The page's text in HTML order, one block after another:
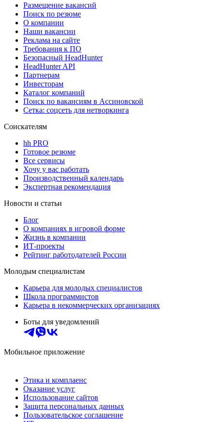
Размещение вакансий
Поиск по резюме
О компании
Наши вакансии
Реклама на сайте
Требования к ПО
Безопасный HeadHunter
HeadHunter API
Партнерам
Инвесторам
Каталог компаний
Поиск по вакансиям в Ассиновской
Сетка: соцсеть для нетворкинга
Соискателям
hh PRO
Готовое резюме
Все сервисы
Хочу у вас работать
Производственный календарь
Экспертная рекомендация
Новости и статьи
Блог
О компаниях в игровой форме
Жизнь в компании
ИТ-проекты
Рейтинг работодателей России
Молодым специалистам
Карьера для молодых специалистов
Школа программистов
Карьера в некоммерческих организациях
Боты для уведомлений
Мобильное приложение
Этика и комплаенс
Оказание услуг
Использование сайтов
Защита персональных данных
Пользовательское соглашение